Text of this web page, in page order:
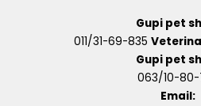
Gupi pet
011/31-69-835
Gupi pet
063/10-80-
Email: